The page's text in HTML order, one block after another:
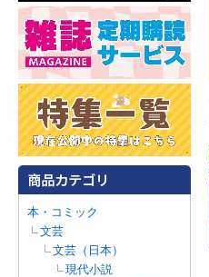
本・コミック
文芸
文芸（日本）
現代小説